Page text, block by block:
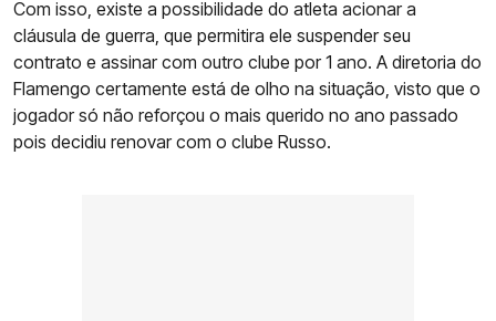
Com isso, existe a possibilidade do atleta acionar a
cláusula de guerra, que permitira ele suspender seu
contrato e assinar com outro clube por 1 ano. A diretoria do
Flamengo certamente está de olho na situação, visto que o
jogador só não reforçou o mais querido no ano passado
pois decidiu renovar com o clube Russo.